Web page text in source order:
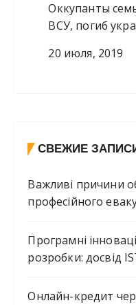
Оккупанты
ВСУ, погиб
20 июля, 2019
СВЕЖИЕ
Важливі причини
професійного
Програмні
розробки: досвід
Онлайн-кредит